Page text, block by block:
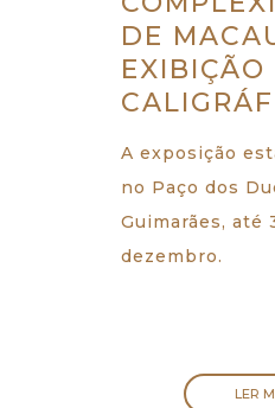
DE
EXIBIÇÃO
A exposição
no Paço dos
Guimarães, até
dezembro.
LER